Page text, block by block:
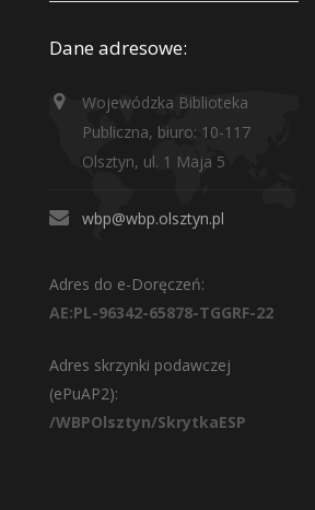
Dane adresowe:
Wojewódzka Biblioteka
Publiczna, biuro: 10-117
Olsztyn, ul. 1 Maja 5
wbp@wbp.olsztyn.pl
Adres do e-Doręczeń:
AE:PL-96342-65878-TGGRF-22
Adres skrzynki podawczej
(ePuAP2):
/WBPOlsztyn/SkrytkaESP